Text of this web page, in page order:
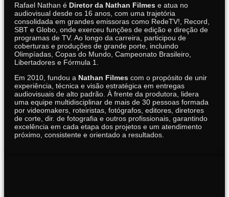
Rafael Nathan é Diretor da Nathan Filmes e atua no
audiovisual desde os 16 anos, com uma trajetória
consolidada em grandes emissoras como RedeTV!, Record,
SBT e Globo, onde exerceu funções de edição e direção de
programas de TV. Ao longo da carreira, participou de
coberturas e produções de grande porte, incluindo
Olimpíadas, Copas do Mundo, Campeonato Brasileiro,
Libertadores e Fórmula 1.
Em 2010, fundou a Nathan Filmes com o propósito de unir
experiência, técnica e visão estratégica em entregas
audiovisuais de alto padrão. À frente da produtora, lidera
uma equipe multidisciplinar de mais de 30 pessoas formada
por videomakers, roteiristas, fotógrafos, editores, diretores
de corte, dir. de fotografia e outros profissionais, garantindo
excelência em cada etapa dos projetos e um atendimento
próximo, consistente e orientado a resultados.